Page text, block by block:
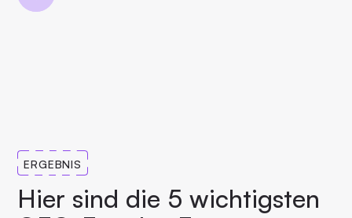
ERGEBNIS
Hier sind die 5 wichtigsten